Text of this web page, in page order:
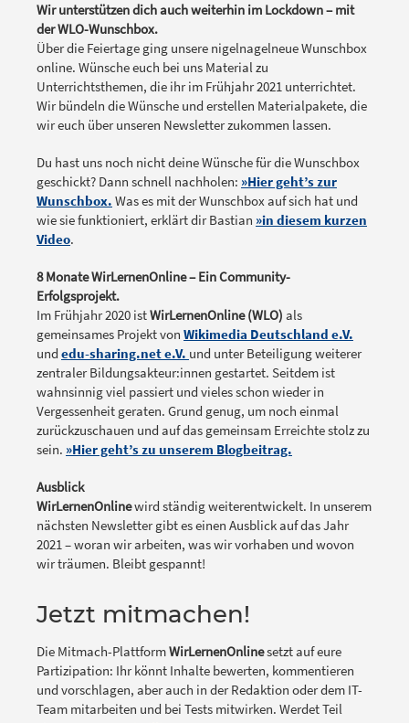
Wir unterstützen dich auch weiterhin im Lockdown – mit
der WLO-Wunschbox.
Über die Feiertage ging unsere nigelnagelneue Wunschbox
online. Wünsche euch bei uns Material zu
Unterrichtsthemen, die ihr im Frühjahr 2021 unterrichtet.
Wir bündeln die Wünsche und erstellen Materialpakete, die
wir euch über unseren Newsletter zukommen lassen.
Du hast uns noch nicht deine Wünsche für die Wunschbox
geschickt? Dann schnell nachholen: »Hier geht’s zur
Wunschbox. Was es mit der Wunschbox auf sich hat und
wie sie funktioniert, erklärt dir Bastian »in diesem kurzen
Video.
8 Monate WirLernenOnline – Ein Community-
Erfolgsprojekt.
Im Frühjahr 2020 istWirLernenOnline (WLO) als
gemeinsames Projekt von Wikimedia Deutschland e.V.
und edu-sharing.net e.V. und unter Beteiligung weiterer
zentraler Bildungsakteur:innen gestartet. Seitdem ist
wahnsinnig viel passiert und vieles schon wieder in
Vergessenheit geraten. Grund genug, um noch einmal
zurückzuschauen und auf das gemeinsam Erreichte stolz zu
sein. »Hier geht’s zu unserem Blogbeitrag.
Ausblick
WirLernenOnlinewird ständig weiterentwickelt. In unserem
nächsten Newsletter gibt es einen Ausblick auf das Jahr
2021 – woran wir arbeiten, was wir vorhaben und wovon
wir träumen. Bleibt gespannt!
Jetzt mitmachen!
Die Mitmach-PlattformWirLernenOnlinesetzt auf eure
Partizipation: Ihr könnt Inhalte bewerten, kommentieren
und vorschlagen, aber auch in der Redaktion oder dem IT-
Team mitarbeiten und bei Tests mitwirken. Werdet Teil